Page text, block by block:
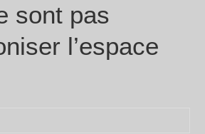
sont pas
l’espace